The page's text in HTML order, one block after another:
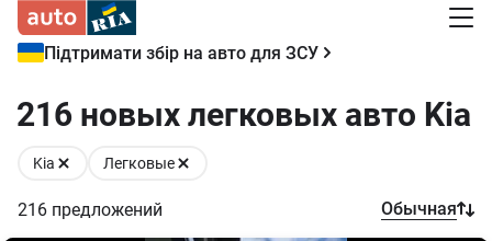
Підтримати збір на авто для ЗСУ
216 новых легковых авто Kia
Kia Легковые
216 предложений Обычная